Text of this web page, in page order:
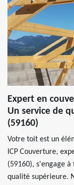
Expert en
Un service de
(59160)
Votre toit est un
ICP Couverture,
(59160), s'engage
qualité supérieure.